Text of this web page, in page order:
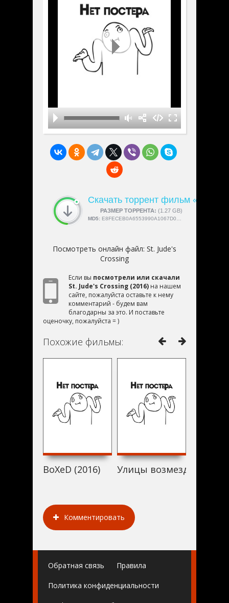
Скачать торрент фильм «St.
РАЗМЕР ТОРРЕНТА: (1.27 GB)
СКАЧАЛИ:4189
MD5: E8FECEB0A6553990A1067D032F6AA409
Посмотреть онлайн файл: St. Jude's
Crossing
Если вы посмотрели или скачали
St. Jude's Crossing (2016) на нашем
сайте, пожалуйста оставьте к нему
комментарий - будем вам
благодарны за это. И поставьте
оценочку, пожалуйста = )
Похожие фильмы:
BoXeD (2016) Улицы возмездия (2016)
Комментировать
Обратная связь Правила
Политика конфиденциальности